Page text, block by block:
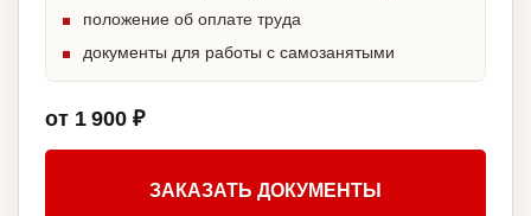
положение об оплате труда
документы для работы с самозанятыми
от 1 900 ₽
ЗАКАЗАТЬ ДОКУМЕНТЫ